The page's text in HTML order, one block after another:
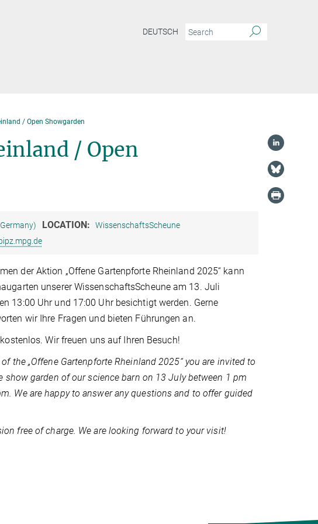
DEUTSCH
/ Open Showgarden
/ Open
LOCATION: WissenschaftsScheune
der Aktion „Offene Gartenpforte Rheinland 2025“ kann
unserer WissenschaftsScheune am 13. Juli
13:00 Uhr und 17:00 Uhr besichtigt werden. Gerne
wir Ihre Fragen und bieten Führungen an.
Wir freuen uns auf Ihren Besuch!
the „Offene Gartenpforte Rheinland 2025“ you are invited to
show garden of our science barn on 13 July between 1 pm
We are happy to answer any questions and to offer guided
free of charge. We are looking forward to your visit!